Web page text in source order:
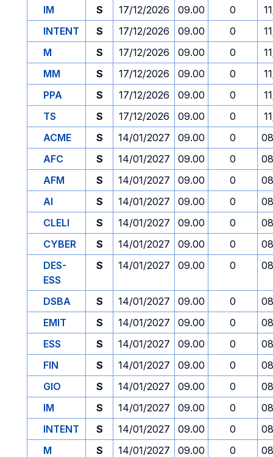
IM
S 17/12/2026 09.00 0
INTENT
S 17/12/2026 09.00 0
M
S 17/12/2026 09.00 0
MM
S 17/12/2026 09.00 0
PPA
S 17/12/2026 09.00 0
TS
S 17/12/2026 09.00 0
ACME
S 14/01/2027 09.00 0
AFC
S 14/01/2027 09.00 0
AFM
S 14/01/2027 09.00 0
AI
S 14/01/2027 09.00 0
CLELI
S 14/01/2027 09.00 0
CYBER
S 14/01/2027 09.00 0
DES-
ESS
S 14/01/2027 09.00 0
DSBA S 14/01/2027 09.00 0
EMIT
S 14/01/2027 09.00 0
ESS
S 14/01/2027 09.00 0
FIN
S 14/01/2027 09.00 0
GIO
S 14/01/2027 09.00 0
IM
S 14/01/2027 09.00 0
INTENT
S 14/01/2027 09.00 0
M
S 14/01/2027 09.00 0